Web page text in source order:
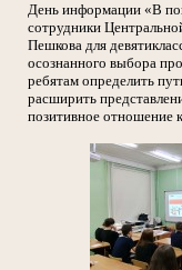
День информации «В
сотрудники
Пешкова для
осознанного выбора
ребятам определить
расширить
позитивное отношение